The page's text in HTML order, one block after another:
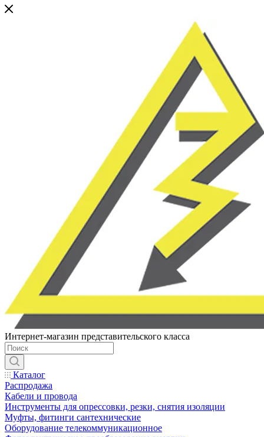
Интернет-магазин представительского класса
Каталог
Распродажа
Кабели и провода
Инструменты для опрессовки, резки, снятия изоляции
Муфты, фитинги сантехнические
Оборудование телекоммуникационное